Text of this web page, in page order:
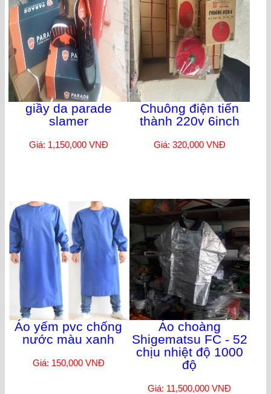
giầy da parade
slamer
Giá: 1,150,000 VNĐ
Chuông điện tiến
thành 220v 6inch
Giá: 320,000 VNĐ
Áo yếm pvc chống
nước màu xanh
Giá: 150,000 VNĐ
Áo choàng
Shigematsu FC - 52
chịu nhiệt độ 1000
độ
Giá: 11,500,000 VNĐ